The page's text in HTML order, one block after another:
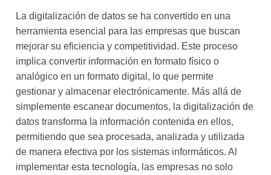
La digitalización de datos se ha convertido en una
herramienta esencial para las empresas que buscan
mejorar su eficiencia y competitividad. Este proceso
implica convertir información en formato físico o
analógico en un formato digital, lo que permite
gestionar y almacenar electrónicamente. Más allá de
simplemente escanear documentos, la digitalización de
datos transforma la información contenida en ellos,
permitiendo que sea procesada, analizada y utilizada
de manera efectiva por los sistemas informáticos. Al
implementar esta tecnología, las empresas no solo